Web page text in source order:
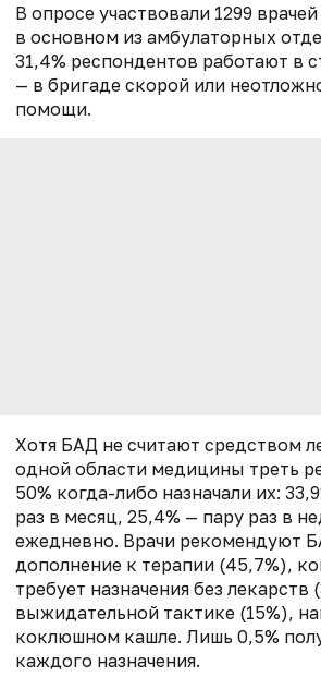
В опросе участвовали 1299
в основном из амбулаторных
31,4% респондентов работают в
— в бригаде скорой или
помощи.
Хотя БАД не считают средством
одной области медицины треть
50% когда-либо назначали их:
раз в месяц, 25,4% — пару раз в
ежедневно. Врачи рекомендуют
дополнение к терапии (45,7%),
требует назначения без лекарств
выжидательной тактике (15%),
коклюшном кашле. Лишь 0,5%
каждого назначения.